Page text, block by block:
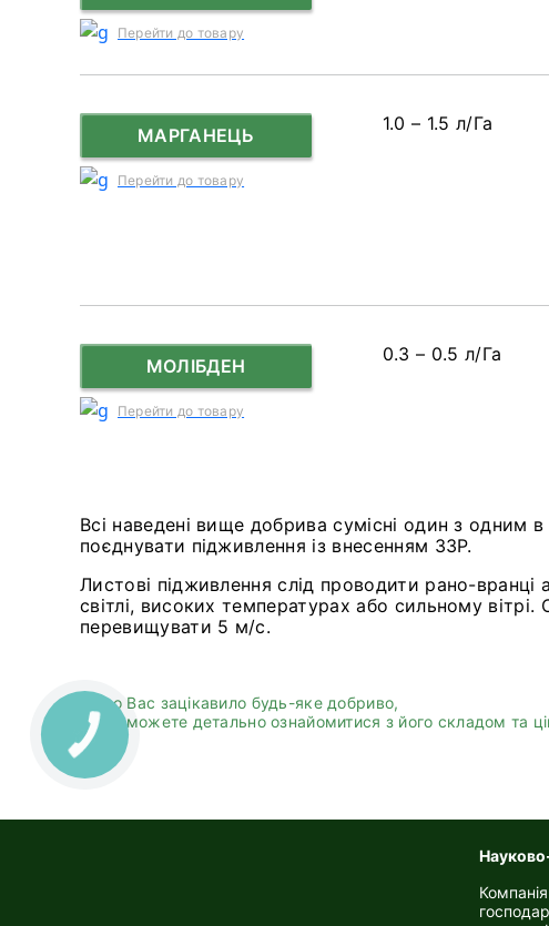
Перейти до товару
МАРГАНЕЦЬ
Перейти до товару
1.0 – 1.5 л/Га
МОЛІБДЕН
Перейти до товару
0.3 – 0.5 л/Га
Всі наведені вище добрива сумісні один з одним
поєднувати підживлення із внесенням ЗЗР.
Листові підживлення слід проводити рано-
світлі, високих температурах або сильному
перевищувати 5 м/с.
Якщо Вас зацікавило будь-яке добриво,
то Ви можете детально ознайомитися з його складом та